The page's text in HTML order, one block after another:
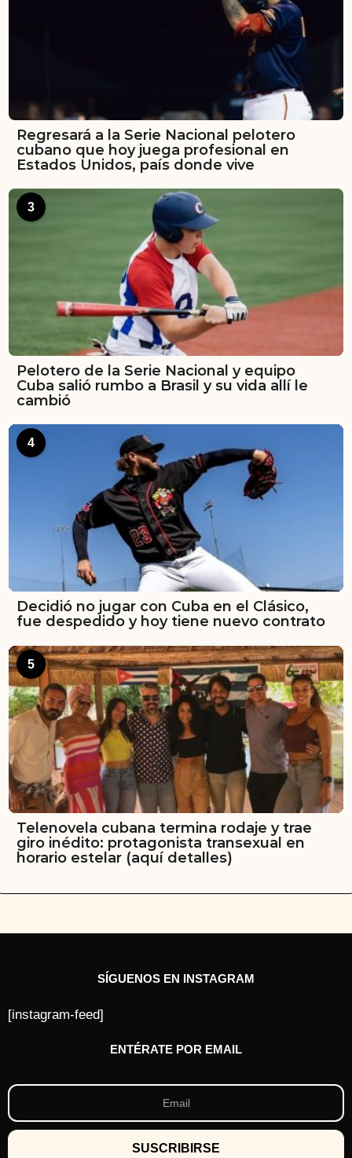
Regresará a la Serie Nacional pelotero
cubano que hoy juega profesional en
Estados Unidos, país donde vive
3
Pelotero de la Serie Nacional y equipo
Cuba salió rumbo a Brasil y su vida allí le
cambió
4
Decidió no jugar con Cuba en el Clásico,
fue despedido y hoy tiene nuevo contrato
5
Telenovela cubana termina rodaje y trae
giro inédito: protagonista transexual en
horario estelar (aquí detalles)
SÍGUENOS EN INSTAGRAM
[instagram-feed]
ENTÉRATE POR EMAIL